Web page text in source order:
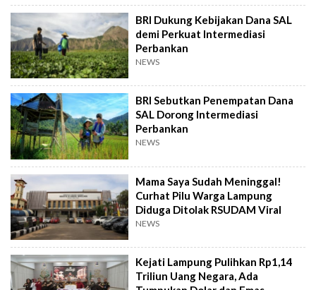
BRI Dukung Kebijakan Dana SAL
demi Perkuat Intermediasi
Perbankan
NEWS
BRI Sebutkan Penempatan Dana
SAL Dorong Intermediasi
Perbankan
NEWS
Mama Saya Sudah Meninggal!
Curhat Pilu Warga Lampung
Diduga Ditolak RSUDAM Viral
NEWS
Kejati Lampung Pulihkan Rp1,14
Triliun Uang Negara, Ada